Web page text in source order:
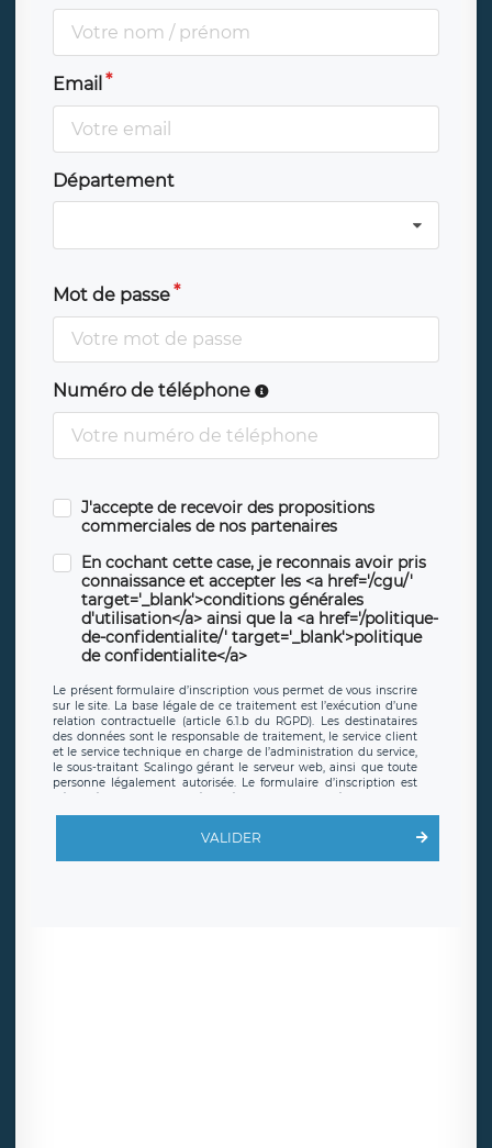
Email
Département
Mot de passe
Numéro de téléphone
J'accepte de recevoir des propositions
commerciales de nos partenaires
En cochant cette case, je reconnais avoir pris
connaissance et accepter les <a href='/cgu/'
target='_blank'>conditions générales
d'utilisation</a> ainsi que la <a href='/politique-
de-confidentialite/' target='_blank'>politique
de confidentialite</a>
Le présent formulaire d’inscription vous permet de vous inscrire
sur le site. La base légale de ce traitement est l’exécution d’une
relation contractuelle (article 6.1.b du RGPD). Les destinataires
des données sont le responsable de traitement, le service client
et le service technique en charge de l’administration du service,
le sous-traitant Scalingo gérant le serveur web, ainsi que toute
personne légalement autorisée. Le formulaire d’inscription est
hébergé sur un serveur hébergé par Scalingo, basé en France et
offrant desclauses de protection conformes au RGPD. Les
en sollicite la suppression, étant entendu que vous pouvez
demander la suppression de vos données et retirer votre
VALIDER